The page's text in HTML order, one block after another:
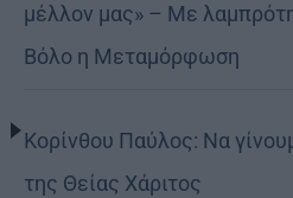
μέλλον μας» – Με
Βόλο η Μεταμόρφωση
Κορίνθου Παύλος: Να
της Θείας Χάριτος